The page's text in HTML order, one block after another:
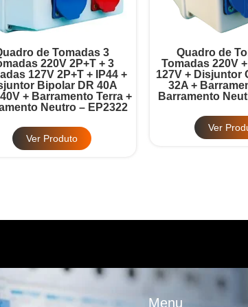
3
+ 3
IP44 +
40A
Terra +
Quadro de Tomadas 2
Tomadas 220V + 2 Tomadas
127V + Disjuntor Geral Bipolar
32A + Barramento Terra +
Barramento Neutro – EP2338
Menu